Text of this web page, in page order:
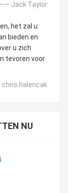
—— Jack Taylor
het zal u
bieden en
u zich
tevoren voor
halencak
NU